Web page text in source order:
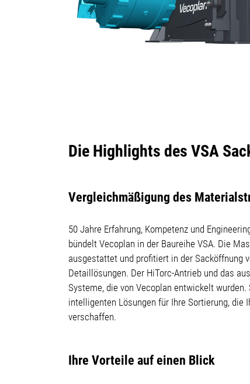
Die Highlights des VSA
Vergleichmäßigung des
50 Jahre Erfahrung, Kompetenz und
bündelt Vecoplan in der Baureihe VSA. Die
ausgestattet und profitiert in der Sacköffnung
Detaillösungen. Der HiTorc-Antrieb und das
Systeme, die von Vecoplan entwickelt wurden.
intelligenten Lösungen für Ihre Sortierung, die
verschaffen.
Ihre Vorteile auf einen Blick